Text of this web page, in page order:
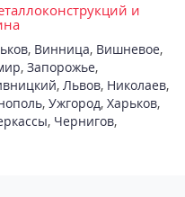
и
, Винница, Вишневое,
, Запорожье,
, Львов, Николаев,
, Ужгород, Харьков,
, Чернигов,